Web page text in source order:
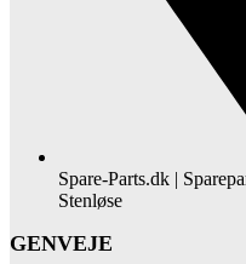
Spare-Parts.dk |
Stenløse
GENVEJE